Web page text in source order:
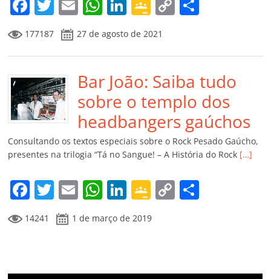
a
c
e
b
o
o
k
w
itt
er
m
ai
l
h
at
s
A
p
p
n
k
e
dI
n
o
o
gl
e
Cl
a
ss
ro
o
m
o
y
Li
n
k
p
ar
til
h
ar
177187 27 de agosto de 2021
Bar João: Saiba tudo
sobre o templo dos
headbangers gaúchos
Consultando os textos especiais sobre o Rock Pesado Gaúcho,
presentes na trilogia “Tá no Sangue! – A História do Rock […]
F
a
c
b
T
w
itt
E
m
ai
W
h
at
A
Li
n
k
dI
G
o
o
e
C
o
Li ar
14241 1 de março de 2019